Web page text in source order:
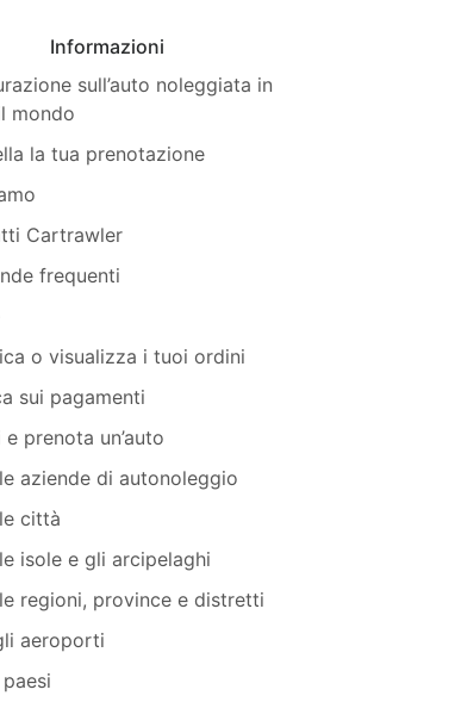
Informazioni
sull’auto noleggiata in
mondo
la tua prenotazione
Cartrawler
frequenti
o visualizza i tuoi ordini
sui pagamenti
e prenota un’auto
aziende di autonoleggio
città
isole e gli arcipelaghi
regioni, province e distretti
aeroporti